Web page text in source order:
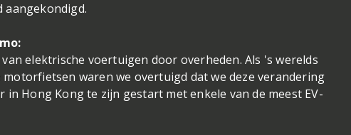
aangekondigd.
elektrische voertuigen door overheden. Als 's werelds
waren we overtuigd dat we deze verandering
Hong Kong te zijn gestart met enkele van de meest EV-